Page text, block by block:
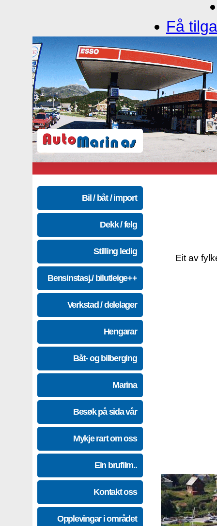
Få
Bil / båt / import
Dekk / felg
Stilling ledig
Bensinstasj./ bilutleige++
Verkstad / delelager
Hengarar
Båt- og bilberging
Marina
Besøk på sida vår
Mykje rart om oss
Ein brufilm..
Kontakt oss
Opplevingar i området
Eit av